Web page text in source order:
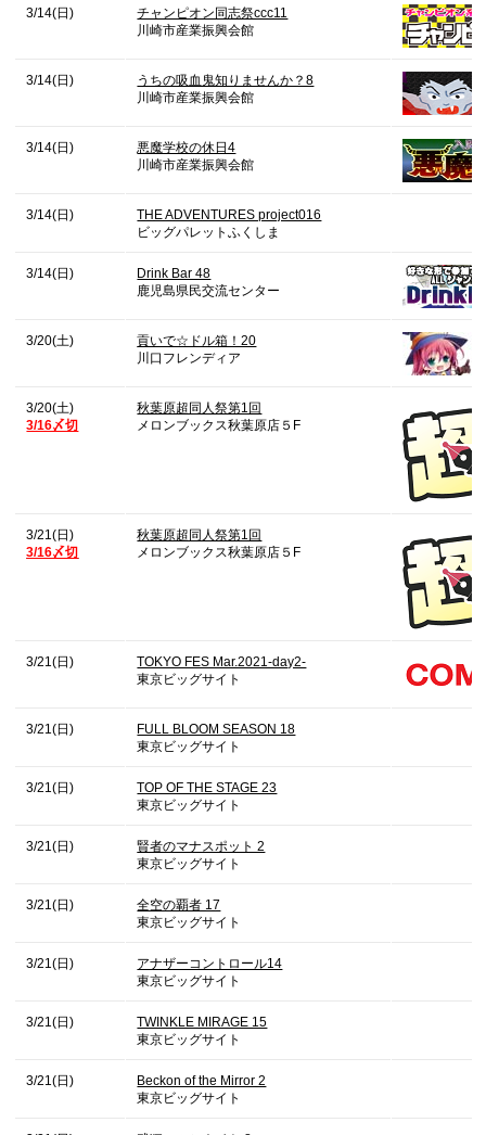
3/14(日)
チャンピオン同志祭ccc11
川崎市産業振興会館
3/14(日)
うちの吸血鬼知りませんか？8
川崎市産業振興会館
3/14(日)
悪魔学校の休日4
川崎市産業振興会館
3/14(日)
THE ADVENTURES project016
ビッグパレットふくしま
3/14(日)
Drink Bar 48
鹿児島県民交流センター
3/20(土)
貢いで☆ドル箱！20
川口フレンディア
3/20(土)
3/16〆切
秋葉原超同人祭第1回
メロンブックス秋葉原店５F
3/21(日)
3/16〆切
秋葉原超同人祭第1回
メロンブックス秋葉原店５F
3/21(日)
TOKYO FES Mar.2021-day2-
東京ビッグサイト
3/21(日)
FULL BLOOM SEASON 18
東京ビッグサイト
3/21(日)
TOP OF THE STAGE 23
東京ビッグサイト
3/21(日)
賢者のマナスポット 2
東京ビッグサイト
3/21(日)
全空の覇者 17
東京ビッグサイト
3/21(日)
アナザーコントロール14
東京ビッグサイト
3/21(日)
TWINKLE MIRAGE 15
東京ビッグサイト
3/21(日)
Beckon of the Mirror 2
東京ビッグサイト